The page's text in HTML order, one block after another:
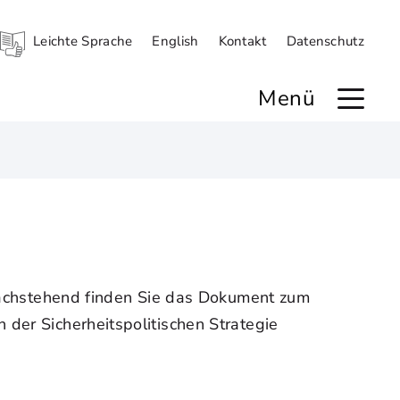
Leichte Sprache English Kontakt Datenschutz
Menü
finden Sie das Dokument zum
der Sicherheitspolitischen Strategie